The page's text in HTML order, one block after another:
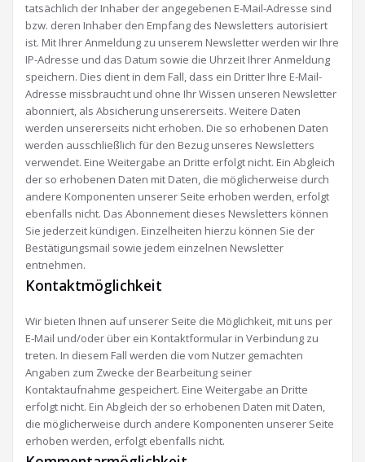
tatsächlich der Inhaber der angegebenen E-Mail-Adresse sind
bzw. deren Inhaber den Empfang des Newsletters autorisiert
ist. Mit Ihrer Anmeldung zu unserem Newsletter werden wir Ihre
IP-Adresse und das Datum sowie die Uhrzeit Ihrer Anmeldung
speichern. Dies dient in dem Fall, dass ein Dritter Ihre E-Mail-
Adresse missbraucht und ohne Ihr Wissen unseren Newsletter
abonniert, als Absicherung unsererseits. Weitere Daten
werden unsererseits nicht erhoben. Die so erhobenen Daten
werden ausschließlich für den Bezug unseres Newsletters
verwendet. Eine Weitergabe an Dritte erfolgt nicht. Ein Abgleich
der so erhobenen Daten mit Daten, die möglicherweise durch
andere Komponenten unserer Seite erhoben werden, erfolgt
ebenfalls nicht. Das Abonnement dieses Newsletters können
Sie jederzeit kündigen. Einzelheiten hierzu können Sie der
Bestätigungsmail sowie jedem einzelnen Newsletter
entnehmen.
Kontaktmöglichkeit
Wir bieten Ihnen auf unserer Seite die Möglichkeit, mit uns per
E-Mail und/oder über ein Kontaktformular in Verbindung zu
treten. In diesem Fall werden die vom Nutzer gemachten
Angaben zum Zwecke der Bearbeitung seiner
Kontaktaufnahme gespeichert. Eine Weitergabe an Dritte
erfolgt nicht. Ein Abgleich der so erhobenen Daten mit Daten,
die möglicherweise durch andere Komponenten unserer Seite
erhoben werden, erfolgt ebenfalls nicht.